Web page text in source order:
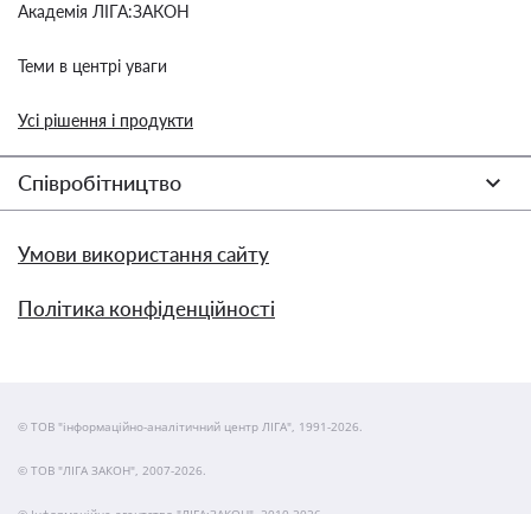
Академія ЛІГА:ЗАКОН
Теми в центрі уваги
Усі рішення і продукти
Співробітництво
Умови використання сайту
Політика конфіденційності
© ТОВ "інформаційно-аналітичний центр ЛІГА", 1991-2026.
© ТОВ "ЛІГА ЗАКОН", 2007-2026.